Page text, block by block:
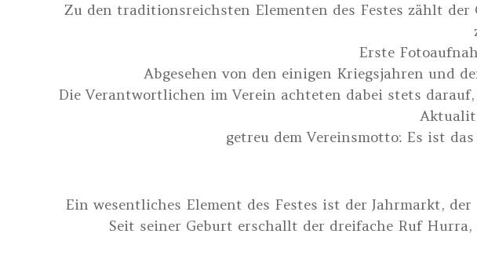
Zu den traditionsreichsten Elementen des Festes zählt
Erste
Abgesehen von den einigen Kriegsjahren und
Die Verantwortlichen im Verein achteten dabei stets
getreu dem Vereinsmotto: Es ist
Ein wesentliches Element des Festes ist der Jahrmarkt,
Seit seiner Geburt erschallt der dreifache Ruf